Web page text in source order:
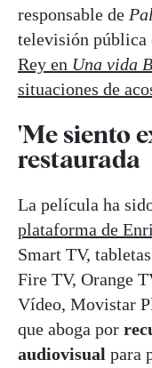
responsable de
televisión pública
Rey en Una vida
situaciones de
'Me siento
restaurada
La película ha
plataforma de
Smart TV,
Fire TV, Orange
Vídeo, Movistar
que aboga por
audiovisual para